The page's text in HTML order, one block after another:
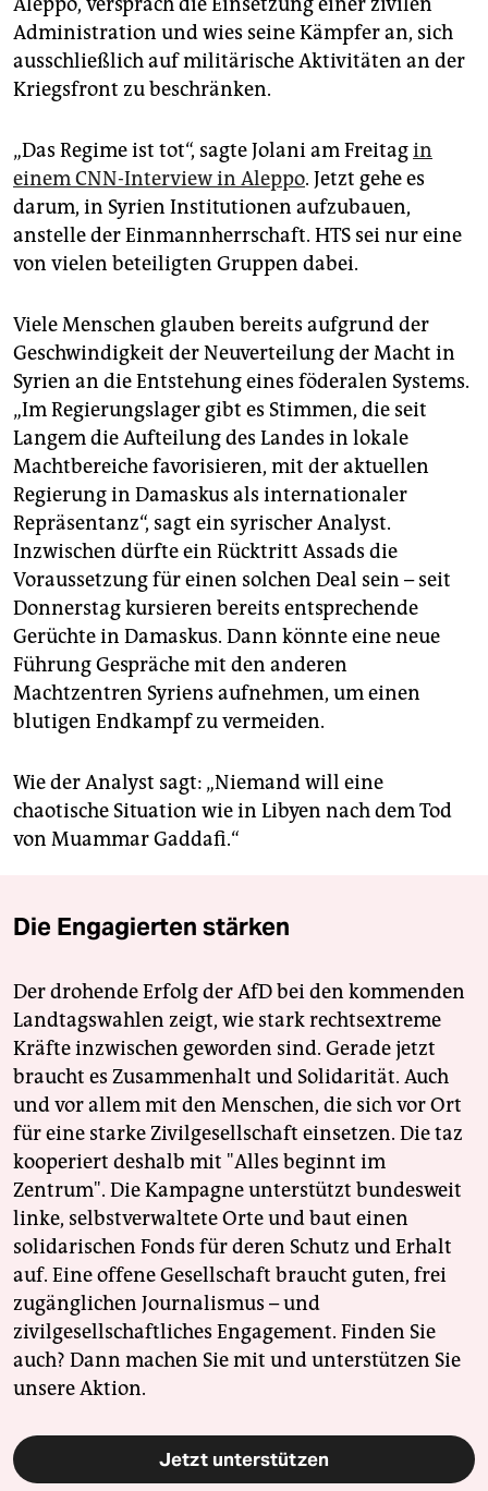
Administration und wies seine Kämpfer an, sich
ausschließlich auf militärische Aktivitäten an der
Kriegsfront zu beschränken.
„Das Regime ist tot“, sagte Jolani am Freitagin
einem CNN-Interview in Aleppo. Jetzt gehe es
darum, in Syrien Institutionen aufzubauen,
anstelle der Einmannherrschaft. HTS sei nur eine
von vielen beteiligten Gruppen dabei.
Viele Menschen glauben bereits aufgrund der
Geschwindigkeit der Neuverteilung der Macht in
Syrien an die Entstehung eines föderalen Systems.
„Im Regierungslager gibt es Stimmen, die seit
Langem die Aufteilung des Landes in lokale
Machtbereiche favorisieren, mit der aktuellen
Regierung in Damaskus als internationaler
Repräsentanz“, sagt ein syrischer Analyst.
Inzwischen dürfte ein Rücktritt Assads die
Voraussetzung für einen solchen Deal sein – seit
Donnerstag kursieren bereits entsprechende
Gerüchte in Damaskus. Dann könnte eine neue
Führung Gespräche mit den anderen
Machtzentren Syriens aufnehmen, um einen
blutigen Endkampf zu vermeiden.
Wie der Analyst sagt: „Niemand will eine
chaotische Situation wie in Libyen nach dem Tod
von Muammar Gaddafi.“
Die Engagierten stärken
Der drohende Erfolg der AfD bei den kommenden
Landtagswahlen zeigt, wie stark rechtsextreme
Kräfte inzwischen geworden sind. Gerade jetzt
braucht es Zusammenhalt und Solidarität. Auch
und vor allem mit den Menschen, die sich vor Ort
für eine starke Zivilgesellschaft einsetzen. Die taz
kooperiert deshalb mit "Alles beginnt im
Zentrum". Die Kampagne unterstützt bundesweit
linke, selbstverwaltete Orte und baut einen
solidarischen Fonds für deren Schutz und Erhalt
auf. Eine offene Gesellschaft braucht guten, frei
zugänglichen Journalismus – und
zivilgesellschaftliches Engagement. Finden Sie
auch? Dann machen Sie mit und unterstützen Sie
unsere Aktion.
Jetzt unterstützen